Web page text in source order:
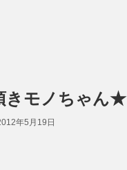
きモノちゃん★
年5月19日